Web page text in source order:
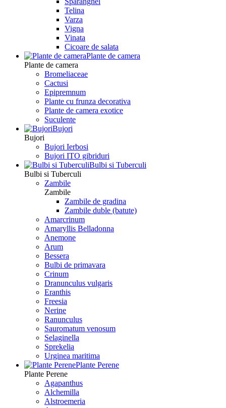
Telina
Varza
Vigna
Vinata
Сicoare de salata
Plante de camera
Plante de camera
Bromeliaceae
Cactusi
Epipremnum
Plante cu frunza decorativa
Plante de camera exotice
Suculente
Bujori
Bujori
Bujori Ierbosi
Bujori ITO gibriduri
Bulbi si Tuberculi
Bulbi si Tuberculi
Zambile
Zambile
Zambile de gradina
Zambile duble (batute)
Amarcrinum
Amaryllis Belladonna
Anemone
Arum
Bessera
Bulbi de primavara
Crinum
Dranunculus vulgaris
Eranthis
Freesiа
Nerine
Ranunculus
Sauromatum venosum
Selaginella
Sprekelia
Urginea maritima
Plante Perene
Plante Perene
Agapanthus
Alchemilla
Alstroemeria